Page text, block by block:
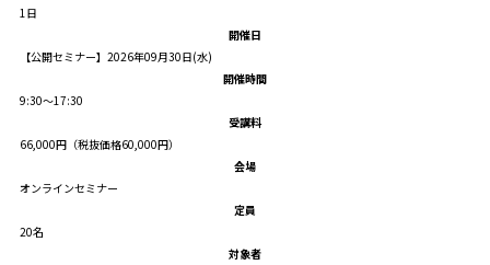
1日
開催日
【公開セミナー】2026年09月30日(水)
開催時間
9:30～17:30
受講料
66,000円（税抜価格60,000円）
会場
オンラインセミナー
定員
20名
対象者